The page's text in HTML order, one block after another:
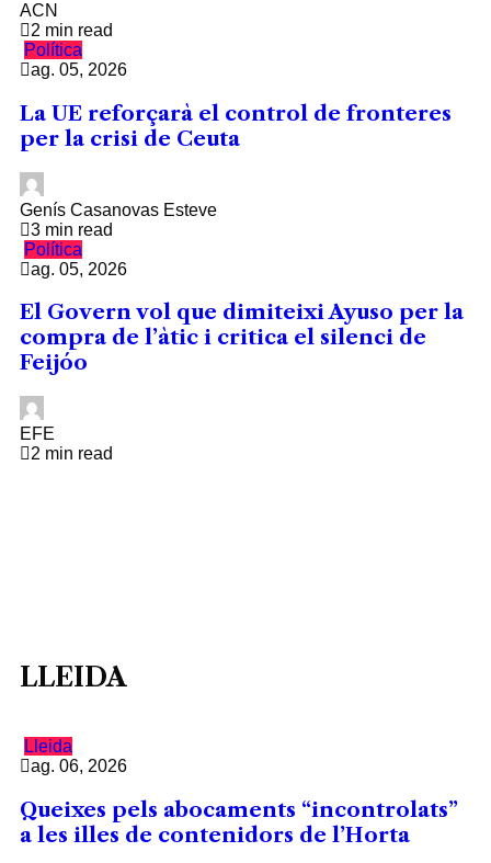
ACN
2 min read
Política
ag. 05, 2026
La UE reforçarà el control de fronteres
per la crisi de Ceuta
Genís Casanovas Esteve
3 min read
Política
ag. 05, 2026
El Govern vol que dimiteixi Ayuso per la
compra de l’àtic i critica el silenci de
Feijóo
EFE
2 min read
LLEIDA
Lleida
ag. 06, 2026
Queixes pels abocaments “incontrolats”
a les illes de contenidors de l’Horta